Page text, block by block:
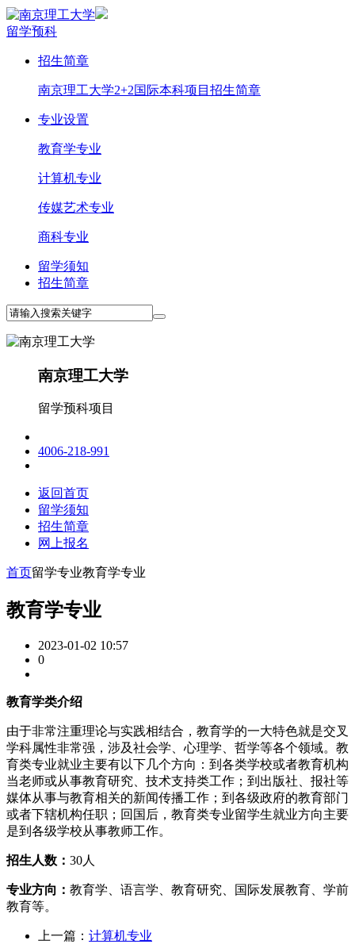
留学预科
招生简章
南京理工大学2+2国际本科项目招生简章
专业设置
教育学专业
计算机专业
传媒艺术专业
商科专业
留学须知
招生简章
南京理工大学
留学预科项目
4006-218-991
返回首页
留学须知
招生简章
网上报名
首页留学专业教育学专业
教育学专业
2023-01-02 10:57
0
教育学类介绍
由于非常注重理论与实践相结合，教育学的一大特色就是交叉
学科属性非常强，涉及社会学、心理学、哲学等各个领域。教
育类专业就业主要有以下几个方向：到各类学校或者教育机构
当老师或从事教育研究、技术支持类工作；到出版社、报社等
媒体从事与教育相关的新闻传播工作；到各级政府的教育部门
或者下辖机构任职；回国后，教育类专业留学生就业方向主要
是到各级学校从事教师工作。
招生人数： 30人
专业方向： 教育学、语言学、教育研究、国际发展教育、学前
教育等。
上一篇： 计算机专业